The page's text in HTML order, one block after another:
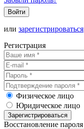
Войти
или зарегистрироваться
Регистрация
Физическое лицо
Юридическое лицо
Зарегистрироваться
Восстановление пароля